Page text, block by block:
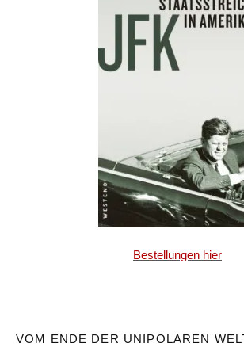
Bestellungen hier
VOM ENDE DER UNIPOLAREN